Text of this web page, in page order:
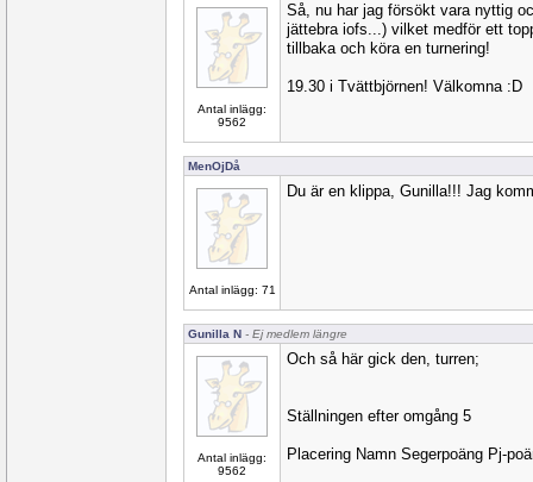
Antal inlägg:
9562
Så, nu har jag försökt vara nyttig
jättebra iofs...) vilket medför ett
tillbaka och köra en turnering!
19.30 i Tvättbjörnen! Välkomna :D
MenOjDå
Antal inlägg: 71
Du är en klippa, Gunilla!!! Jag
Gunilla N - Ej medlem längre
Antal inlägg:
9562
Och så här gick den, turren;
Ställningen efter omgång 5
Placering Namn Segerpoäng Pj-